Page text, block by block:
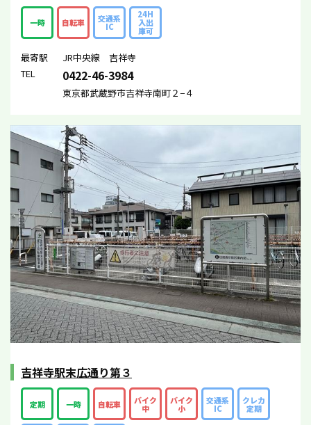
一時 自転車 交通系
IC
24H
入出
庫可
最寄駅
JR中央線 吉祥寺
TEL
0422-46-3984
東京都武蔵野市吉祥寺南町２−４
吉祥寺駅末広通り第３
定期 一時 自転車 バイク
中
バイク
小
交通系
IC
クレカ
定期